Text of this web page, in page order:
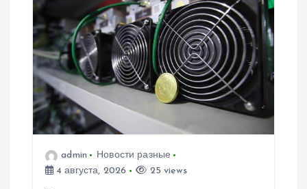
admin
Новости разные
4 августа, 2026
25 views